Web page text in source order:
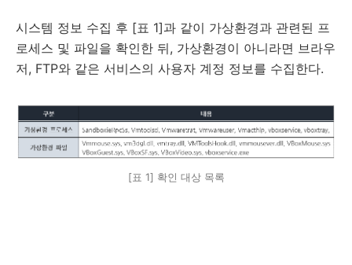
시스템 정보 수집 후 [표 1]과 같이 가상환경과 관련된 프
로세스 및 파일을 확인한 뒤, 가상환경이 아니라면 브라우
저, FTP와 같은 서비스의 사용자 계정 정보를 수집한다.
[표 1] 확인 대상 목록